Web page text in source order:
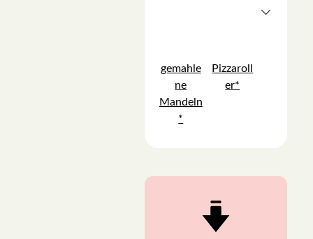
gemahle
ne
Mandeln
*
Pizzaroll
er*